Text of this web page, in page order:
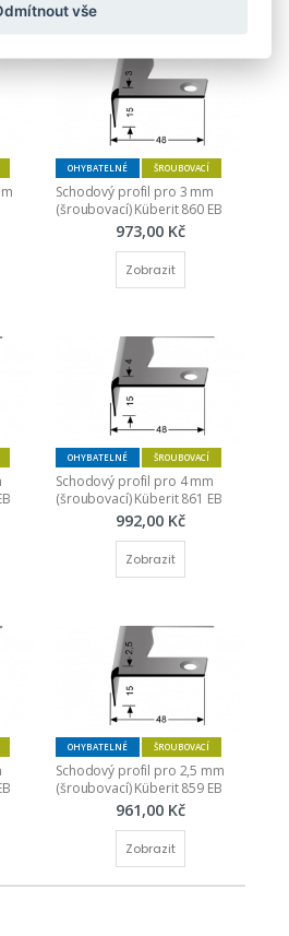
OHYBATELNÉ ŠROUBOVACÍ
Schodový profil pro 3 mm
(šroubovací) Küberit 860 EB
973,00 Kč
Zobrazit
OHYBATELNÉ ŠROUBOVACÍ
Schodový profil pro 4 mm
(šroubovací) Küberit 861 EB
992,00 Kč
Zobrazit
OHYBATELNÉ ŠROUBOVACÍ
Schodový profil pro 2,5 mm
(šroubovací) Küberit 859 EB
961,00 Kč
Zobrazit
vše